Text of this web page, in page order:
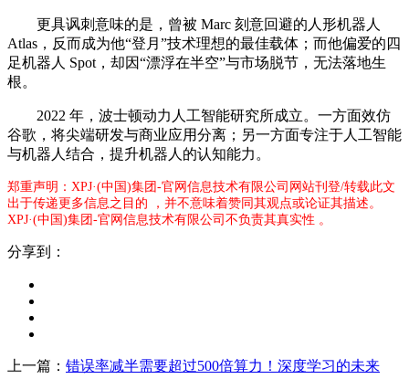
更具讽刺意味的是，曾被 Marc 刻意回避的人形机器人
Atlas，反而成为他“登月”技术理想的最佳载体；而他偏爱的四
足机器人 Spot，却因“漂浮在半空”与市场脱节，无法落地生
根。
2022 年，波士顿动力人工智能研究所成立。一方面效仿
谷歌，将尖端研发与商业应用分离；另一方面专注于人工智能
与机器人结合，提升机器人的认知能力。
郑重声明：XPJ·(中国)集团-官网信息技术有限公司网站刊登/转载此文
出于传递更多信息之目的 ，并不意味着赞同其观点或论证其描述。
XPJ·(中国)集团-官网信息技术有限公司不负责其真实性 。
分享到：
上一篇： 错误率减半需要超过500倍算力！深度学习的未来